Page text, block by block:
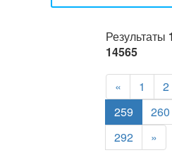
Результаты
14565
« 1 2
259
260
292
»